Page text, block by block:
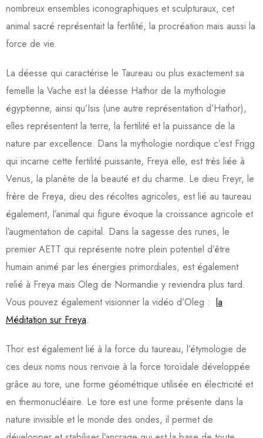
nombreux ensembles iconographiques et sculpturaux, cet
animal sacré représentait la fertilité, la procréation mais aussi la
force de vie.
La déesse qui caractérise le Taureau ou plus exactement sa
femelle la Vache est la déesse Hathor de la mythologie
égyptienne, ainsi qu’Isis (une autre représentation d’Hathor),
elles représentent la terre, la fertilité et la puissance de la
nature par excellence. Dans la mythologie nordique c’est Frigg
qui incarne cette fertilité puissante, Freya elle, est très liée à
Venus, la planète de la beauté et du charme. Le dieu Freyr, le
frère de Freya, dieu des récoltes agricoles, est lié au taureau
également, l’animal qui figure évoque la croissance agricole et
l’augmentation de capital. Dans la sagesse des runes, le
premier AETT qui représente notre plein potentiel d’être
humain animé par les énergies primordiales, est également
relié à Freya mais Oleg de Normandie y reviendra plus tard.
Vous pouvez également visionner la vidéo d’Oleg : la
Méditation sur Freya.
Thor est également lié à la force du taureau, l’étymologie de
ces deux noms nous renvoie à la force toroïdale développée
grâce au tore, une forme géométrique utilisée en électricité et
en thermonucléaire. Le tore est une forme présente dans la
nature invisible et le monde des ondes, il permet de